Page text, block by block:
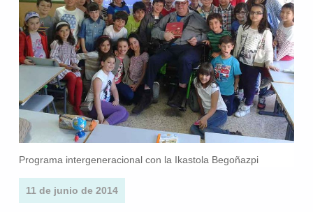
Programa intergeneracional con la Ikastola Begoñazpi
11 de junio de 2014